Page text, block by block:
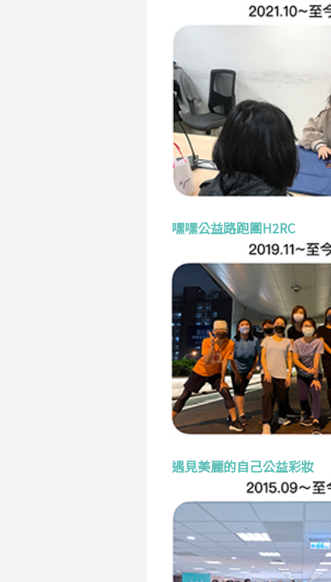
嘿嘿公益路跑團H2RC
遇見美麗的自己公益彩妝